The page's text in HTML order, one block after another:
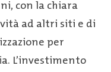
con la chiara
ad altri siti e di
per
L’investimento